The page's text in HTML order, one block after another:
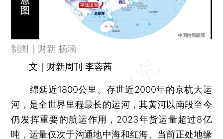
制图｜财新 杨涵
文｜财新周刊 李蓉茜
绵延近1800公里、存世近2000年的京杭大运
河，是全世界里程最长的运河，其黄河以南段至今
仍发挥重要的航运作用，2023年货运量超过8亿
吨，运量仅次于沟通地中海和红海、当前正处地缘